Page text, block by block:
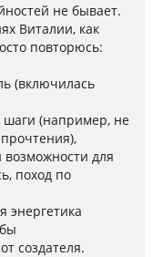
не бывает.
Виталии, как
повторюсь:
(включилась
(например, не
возможности для
поход по
энергетика
создателя.